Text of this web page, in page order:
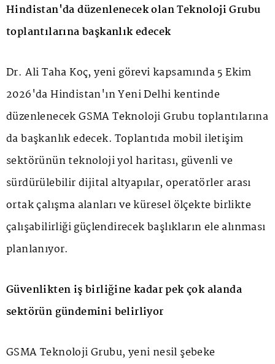
Hindistan'da düzenlenecek olan Teknoloji Grubu
toplantılarına başkanlık edecek
Dr. Ali Taha Koç, yeni görevi kapsamında 5 Ekim
2026'da Hindistan'ın Yeni Delhi kentinde
düzenlenecek GSMA Teknoloji Grubu toplantılarına
da başkanlık edecek. Toplantıda mobil iletişim
sektörünün teknoloji yol haritası, güvenli ve
sürdürülebilir dijital altyapılar, operatörler arası
ortak çalışma alanları ve küresel ölçekte birlikte
çalışabilirliği güçlendirecek başlıkların ele alınması
planlanıyor.
Güvenlikten iş birliğine kadar pek çok alanda
sektörün gündemini belirliyor
GSMA Teknoloji Grubu, yeni nesil şebeke